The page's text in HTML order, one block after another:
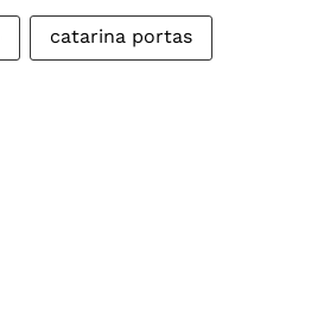
catarina portas